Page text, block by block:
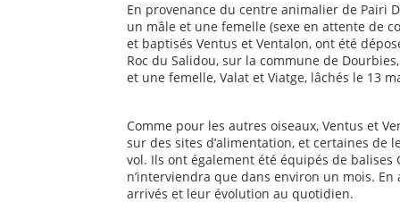
En provenance du centre animalier de Pairi
un mâle et une femelle (sexe en attente de
et baptisés Ventus et Ventalon, ont été
Roc du Salidou, sur la commune de
et une femelle, Valat et Viatge, lâchés le 13
Comme pour les autres oiseaux, Ventus et
sur des sites d’alimentation, et certaines
vol. Ils ont également été équipés de balises
n’interviendra que dans environ un mois.
arrivés et leur évolution au quotidien.